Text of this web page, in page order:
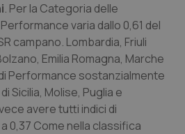
. Per la Categoria delle
varia dallo 0,61 del
campano. Lombardia, Friuli
Emilia Romagna, Marche
Performance sostanzialmente
Sicilia, Molise, Puglia e
avere tutti indici di
0,37 Come nella classifica